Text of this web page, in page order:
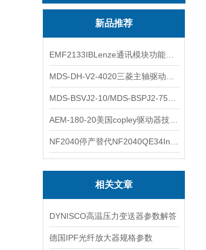
新品推荐
相关文章
DYNISCO高温压力变送器参数解答
德国IPF光纤放大器规格参数